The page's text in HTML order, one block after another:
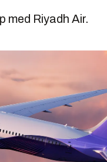
med Riyadh Air.